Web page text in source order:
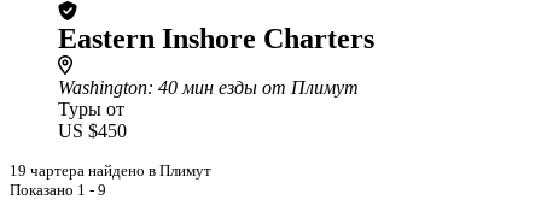
Eastern Inshore Charters
Washington: 40 мин езды от Плимут
Туры от
US $450
19 чартера найдено в Плимут
Показано 1 - 9